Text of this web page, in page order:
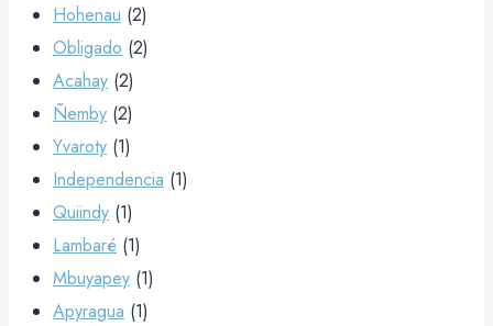
Hohenau (2)
Obligado (2)
Acahay (2)
Ñemby (2)
Yvaroty (1)
Independencia (1)
Quiindy (1)
Lambaré (1)
Mbuyapey (1)
Apyragua (1)